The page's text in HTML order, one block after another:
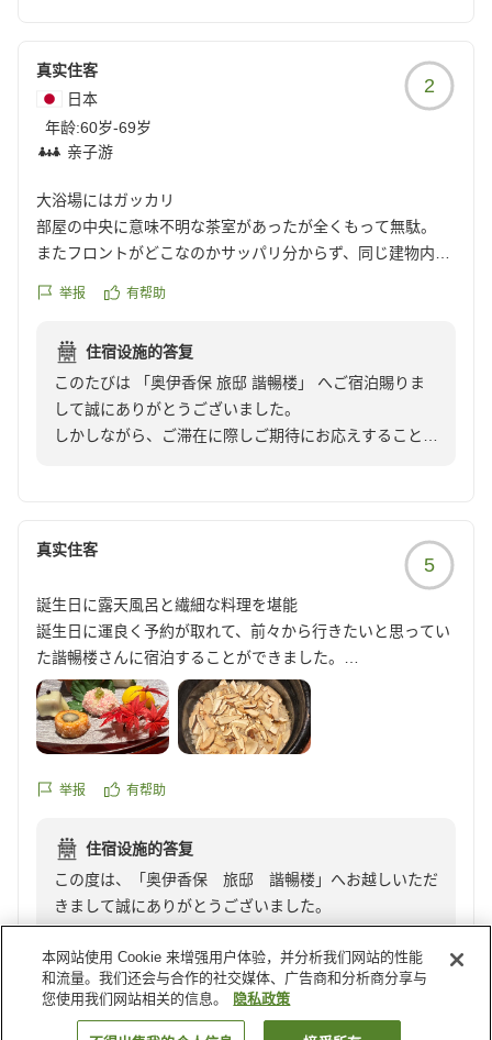
とときを大切に、他のお客様とできる限りお顔を合わせ
ることのない設えとしております。
その趣旨につきましてお感じ取りいただけたことはあり
がたく存じます一方で、ご期待に十分お応えできなかっ
いただきましたお声を真摯に受け止め、静けさの中にも
心地よさと安心感を感じていただけるご滞在となります
ました。
奥伊香保 旅邸 諧暢楼
副部長 征矢野 千加恵
真实住客
日本
年龄:60岁-69岁
亲子游
2
大浴場にはガッカリ
部屋の中央に意味不明な茶室があったが全くもって無駄。
またフロントがどこなのかサッパリ分からず、同じ建物内の
大浴場が他のホテル(但し同じ建物内)と共同なため、高級感
民的な雰囲気が溢れていてかなりガッカリ。
部屋付き露天風呂も沸かし湯かと思うくらい全然温泉感がな
くて、これもなんだかなぁって感じ。
部屋がデカいだけの印象しか残らない宿でした。
举报 有帮助
住宿设施的答复
このたびは 「奥伊香保 旅邸 諧暢楼」 へご宿泊賜りま
して誠にありがとうございました。
しかしながら、ご滞在に際しご期待にお応えすることが
館内のご案内につきまして分かりづらい点があり、ご到
着時にご不便をおかけいたしましたこと、深く反省して
おります。初めてお越しいただくお客様にも迷うことな
くお過ごしいただけますよう、導線やご案内の在り方を
改めて見直してまいります。
施設をご利用いただいており、ご期待に沿う環境をご用
意できませんでしたこと、誠に残念に存じます。
いただきましたお声は真摯に受け止め、今後の運営やご
案内方法の向上に活かしてまいります。
伝えできず、ご期待との隔たりを感じさせてしまいまし
たこと、重ねてお詫び申し上げます。当館の湯は無色透
明の泉質でございますため、その趣が十分にお伝えでき
今後も、より心地よくお過ごしいただけるご滞在を目指
真实住客
5
誕生日に露天風呂と繊細な料理を堪能
誕生日に運良く予約が取れて、前々から行きたいと思ってい
た諧暢楼さんに宿泊することができました。
部屋には庭園付き露天風呂がありとてもリラックスすること
ができました。
食事は個室の食事処でゆっくりと一品ずつ丁寧に料理の説明
美味しく味わうことができました。
スタッフの皆さん本当にありがとうございました。
クチコミの詳細はこちらから
https://review.travel.rakuten.co.jp/hotel/voice/80625?
reviewId=33123476199154
举报 有帮助
住宿设施的答复
この度は、「奥伊香保 旅邸 諧暢楼」へお越しいただ
きまして誠にありがとうございました。
大切なお誕生日という祝福の時に、数あるお宿の中より
当館をお選びいただき重ねて御礼申し上げます。
庭園を望む露天風呂にて、ゆったりとしたひとときをお
本网站使用 Cookie 来增强用户体验，并分析我们网站的性能
和流量。我们还会与合作的社交媒体、广告商和分析商分享与
您使用我们网站相关的信息。
隐私政策